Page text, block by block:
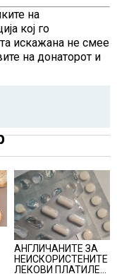
на
кој го
искажана не смее
на донаторот и
АНГЛИЧАНИТЕ ЗА
НЕИСКОРИСТЕНИТЕ
ЛЕКОВИ ПЛАТИЛЕ